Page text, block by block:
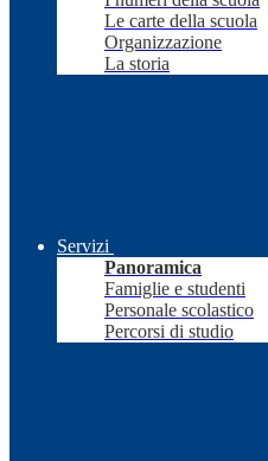
Le carte della scuola
Organizzazione
La storia
Servizi
Panoramica
Famiglie e studenti
Personale scolastico
Percorsi di studio